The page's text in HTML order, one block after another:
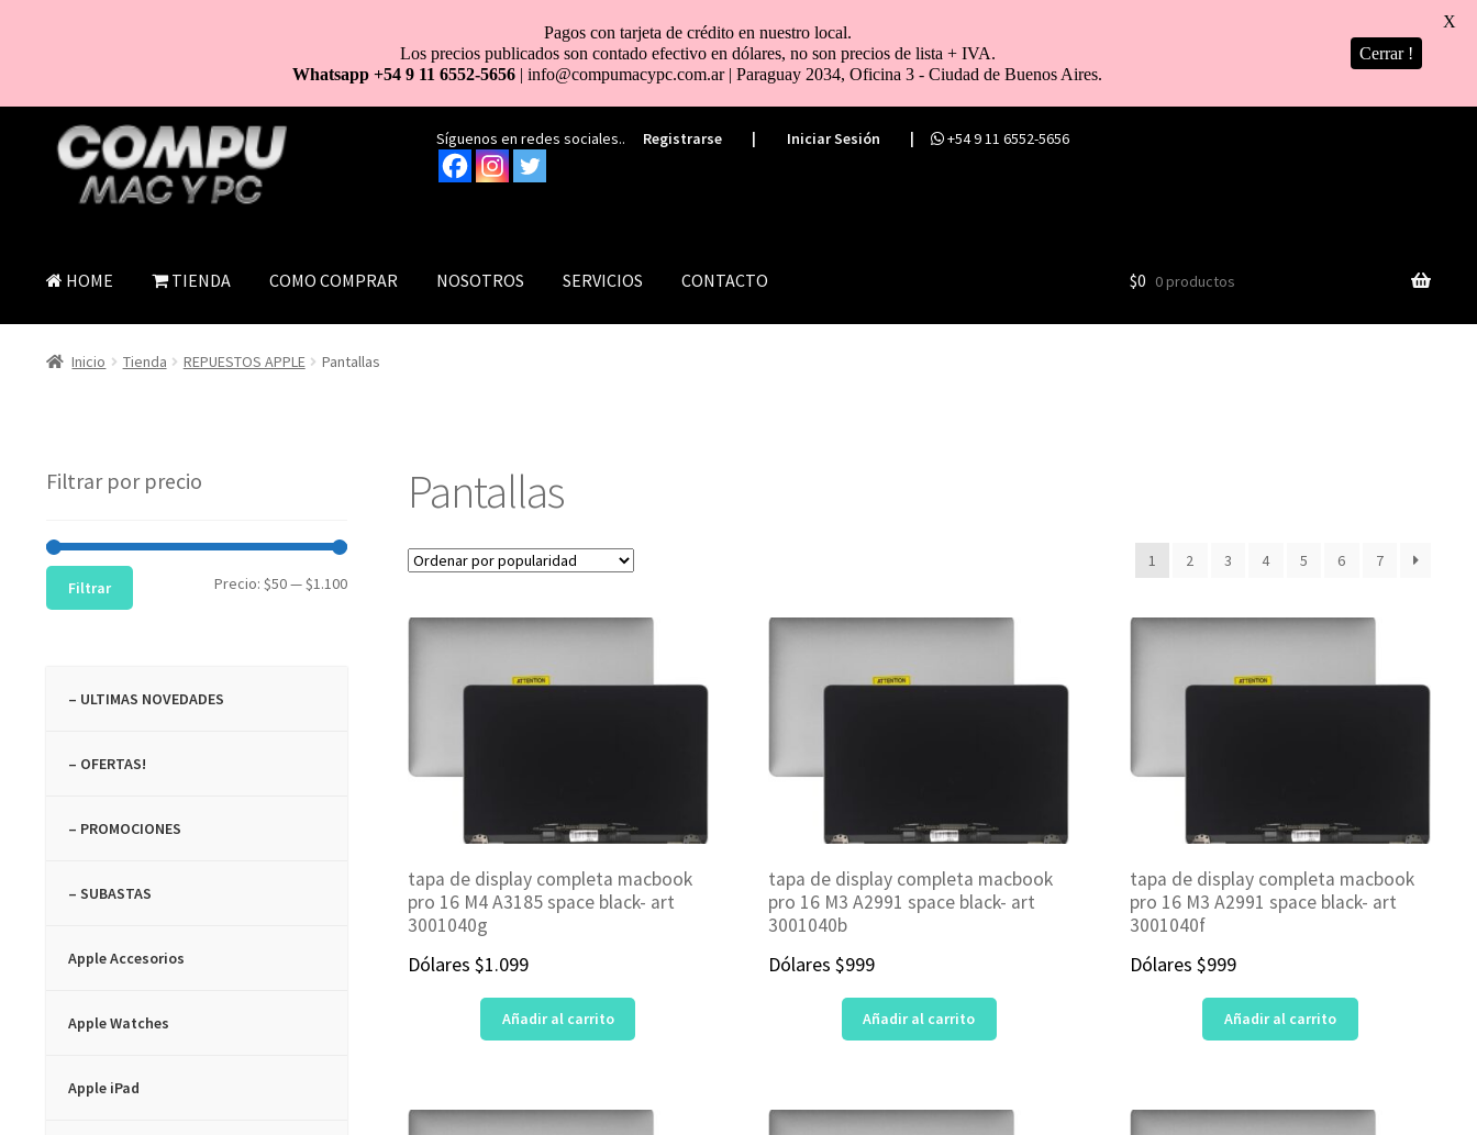
navegación
al
contenido
Síguenos en redes sociales.. Registrarse | Iniciar Sesión | +54 9 11 6552-5656
HOME TIENDA COMO COMPRAR NOSOTROS SERVICIOS CONTACTO $0 0 productos
Inicio Tienda REPUESTOS APPLE Pantallas
Pantallas
1 2 3 4 5 6 7
tapa de display completa macbook
pro 16 M4 A3185 space black- art
3001040g
Dólares $1.099
Añadir al carrito
tapa de display completa macbook
pro 16 M3 A2991 space black- art
3001040b
Dólares$999
Añadir al carrito
tapa de display completa macbook
pro 16 M3 A2991 space black- art
3001040f
Dólares$999
Añadir al carrito
Filtrar por precio
Precio
Precio
Filtrar Precio: $50—$1.100
– ULTIMAS NOVEDADES
– OFERTAS!
– PROMOCIONES
– SUBASTAS
Apple Accesorios
Apple Watches
Apple iPad
Pagos con tarjeta de crédito en nuestro local.
Los precios publicados son contado efectivo en dólares, no son precios de lista + IVA.
Whatsapp +54 9 11 6552-5656 | info@compumacypc.com.ar | Paraguay 2034, Oficina 3 - Ciudad de Buenos Aires.
Cerrar !
X